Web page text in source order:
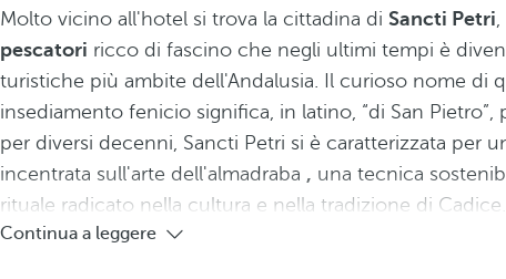
Molto vicino all'hotel si trova la cittadina di Sancti Petri,
pescatori ricco di fascino che negli ultimi tempi è
turistiche più ambite dell'Andalusia. Il curioso nome di
insediamento fenicio significa, in latino, “di San Pietro”,
per diversi decenni, Sancti Petri si è caratterizzata per
incentrata sull'arte dell'almadraba , una tecnica
rituale radicato nella cultura e nella tradizione di Cadice.
Continua a leggere